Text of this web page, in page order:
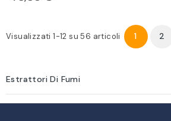
Visualizzati 1-12 su 56 articoli 1 2
Estrattori Di Fumi